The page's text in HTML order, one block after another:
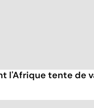
l'Afrique tente de